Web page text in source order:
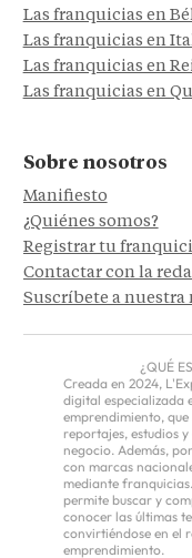
Las franquicias en
Las franquicias en
Las franquicias en
Las franquicias en
Sobre nosotros
Manifiesto
¿Quiénes somos?
Registrar tu
Contactar con la
Suscríbete a nuestra
¿QUÉ
Creada en 2024,
digital especializada
emprendimiento,
reportajes, estudios
negocio. Además,
con marcas
mediante
permite buscar y
conocer las últimas
convirtiéndose en el
emprendimiento.